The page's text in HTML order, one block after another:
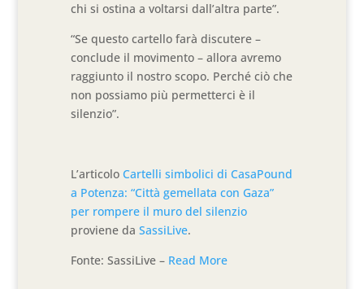
chi si ostina a voltarsi dall’altra parte”.
“Se questo cartello farà discutere –
conclude il movimento – allora avremo
raggiunto il nostro scopo. Perché ciò che
non possiamo più permetterci è il
silenzio”.
L’articoloCartelli simbolici di CasaPound
a Potenza: “Città gemellata con Gaza”
per rompere il muro del silenzio
proviene daSassiLive.
Fonte: SassiLive – Read More